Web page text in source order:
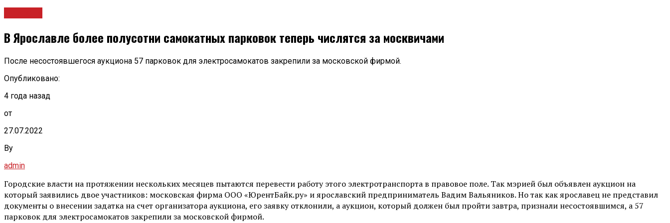
В Ярославле более полусотни самокатных парковок теперь числятся за москвичами
После несостоявшегося аукциона 57 парковок для электросамокатов закрепили за московской фирмой.
Опубликовано:
4 года назад
от
27.07.2022
By
admin
Городские власти на протяжении нескольких месяцев пытаются перевести работу этого электротранспорта в правовое поле. Так мэрией был объявлен аукцион на
который заявились двое участников: московская фирма ООО «ЮрентБайк.ру» и ярославский предприниматель Вадим Вальяников. Но так как ярославец не представил
документы о внесении задатка на счет организатора аукциона, его заявку отклонили, а аукцион, который должен был пройти завтра, признали несостоявшимся, а 57
парковок для электросамокатов закрепили за московской фирмой.